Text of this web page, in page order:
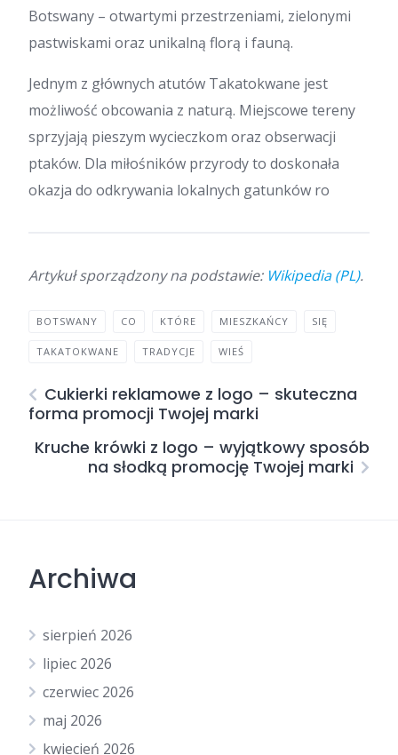
Botswany – otwartymi przestrzeniami, zielonymi
pastwiskami oraz unikalną florą i fauną.
Jednym z głównych atutów Takatokwane jest
możliwość obcowania z naturą. Miejscowe tereny
sprzyjają pieszym wycieczkom oraz obserwacji
ptaków. Dla miłośników przyrody to doskonała
okazja do odkrywania lokalnych gatunków ro
Artykuł sporządzony na podstawie: Wikipedia (PL).
BOTSWANY CO KTÓRE MIESZKAŃCY SIĘ
TAKATOKWANE TRADYCJE WIEŚ
Cukierki reklamowe z logo – skuteczna
forma promocji Twojej marki
Kruche krówki z logo – wyjątkowy sposób
na słodką promocję Twojej marki
Archiwa
sierpień 2026
lipiec 2026
czerwiec 2026
maj 2026
kwiecień 2026